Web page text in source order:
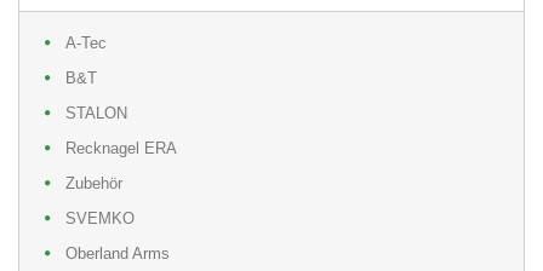
A-Tec
B&T
STALON
Recknagel ERA
Zubehör
SVEMKO
Oberland Arms